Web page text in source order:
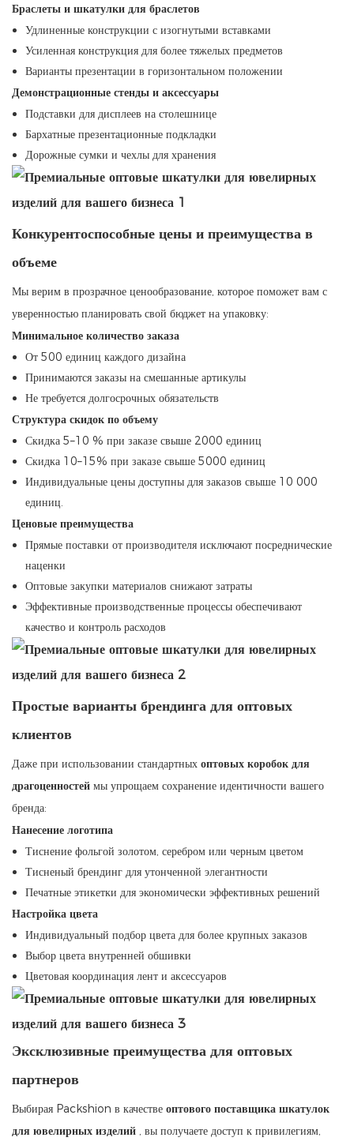
Браслеты и шкатулки для браслетов
Удлиненные конструкции с изогнутыми вставками
Усиленная конструкция для более тяжелых предметов
Варианты презентации в горизонтальном положении
Демонстрационные стенды и аксессуары
Подставки для дисплеев на столешнице
Бархатные презентационные подкладки
Дорожные сумки и чехлы для хранения
Конкурентоспособные цены и преимущества в
объеме
Мы верим в прозрачное ценообразование, которое поможет вам с
уверенностью планировать свой бюджет на упаковку:
Минимальное количество заказа
От 500 единиц каждого дизайна
Принимаются заказы на смешанные артикулы
Не требуется долгосрочных обязательств
Структура скидок по объему
Скидка 5–10 % при заказе свыше 2000 единиц
Скидка 10–15% при заказе свыше 5000 единиц
Индивидуальные цены доступны для заказов свыше 10 000
единиц.
Ценовые преимущества
Прямые поставки от производителя исключают посреднические
наценки
Оптовые закупки материалов снижают затраты
Эффективные производственные процессы обеспечивают
качество и контроль расходов
Простые варианты брендинга для оптовых
клиентов
Даже при использовании стандартных оптовых коробок для
драгоценностей мы упрощаем сохранение идентичности вашего
бренда:
Нанесение логотипа
Тиснение фольгой золотом, серебром или черным цветом
Тисненый брендинг для утонченной элегантности
Печатные этикетки для экономически эффективных решений
Настройка цвета
Индивидуальный подбор цвета для более крупных заказов
Выбор цвета внутренней обшивки
Цветовая координация лент и аксессуаров
Эксклюзивные преимущества для оптовых
партнеров
Выбирая Packshion в качестве оптового поставщика шкатулок
для ювелирных изделий , вы получаете доступ к привилегиям,